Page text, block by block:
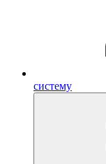
систему